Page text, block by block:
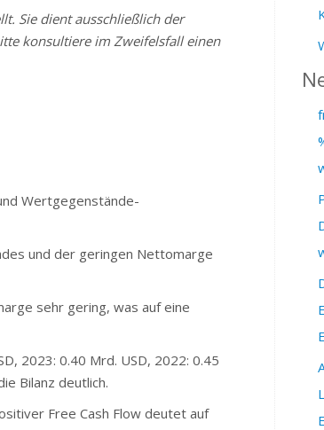
Sie dient ausschließlich der
konsultiere im Zweifelsfall einen
Wertgegenstände-
und der geringen Nettomarge
sehr gering, was auf eine
2023: 0.40 Mrd. USD, 2022: 0.45
Bilanz deutlich.
Free Cash Flow deutet auf